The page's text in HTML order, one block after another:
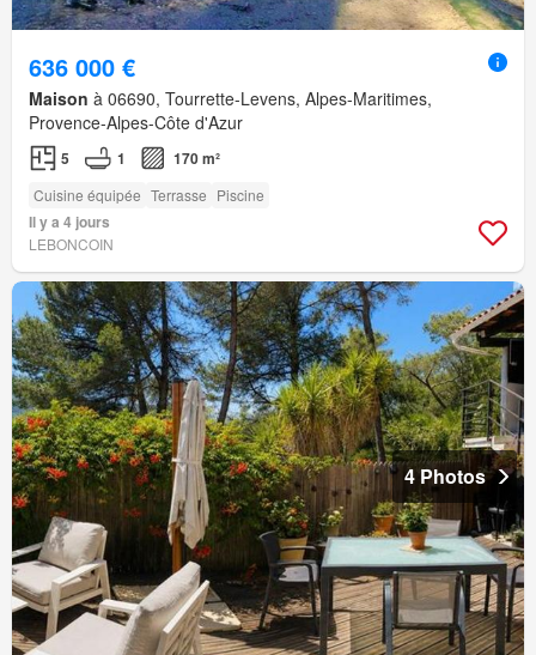
636 000 €
Maison à 06690, Tourrette-Levens, Alpes-Maritimes,
Provence-Alpes-Côte d'Azur
5 1 170 m²
Cuisine équipée Terrasse Piscine
Il y a 4 jours
LEBONCOIN
4 Photos